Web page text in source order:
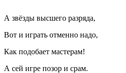
А звёзды высшего разряда,
Вот и играть отменно надо,
Как подобает мастерам!
А сей игре позор и срам.